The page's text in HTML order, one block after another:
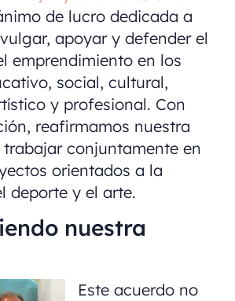
de lucro dedicada a
apoyar y defender el
emprendimiento en los
social, cultural,
y profesional. Con
reafirmamos nuestra
conjuntamente en
orientados a la
deporte y el arte.
nuestra
Este acuerdo no